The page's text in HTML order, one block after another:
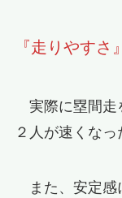
『走りやすさ
実際に塁間走
２人が速くなっ
また、安定感